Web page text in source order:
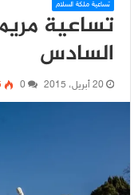
تساعية ملكة السلام
تساعية
السادس
20 أبريل، 2015 0